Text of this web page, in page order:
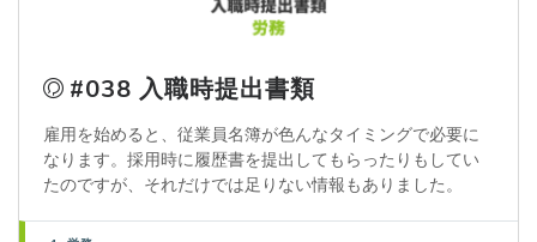
#038 入職時提出書類
雇用を始めると、従業員名簿が色んなタイミングで必要に
なります。採用時に履歴書を提出してもらったりもしてい
たのですが、それだけでは足りない情報もありました。